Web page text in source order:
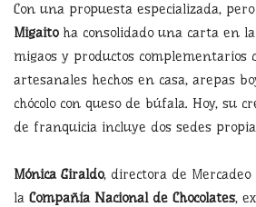
Con una propuesta especializada,
Migaito ha consolidado una carta en
migaos y productos complementarios
artesanales hechos en casa, arepas
chócolo con queso de búfala. Hoy, su
de franquicia incluye dos sedes
Mónica Giraldo, directora de Mercadeo
la Compañía Nacional de Chocolates,